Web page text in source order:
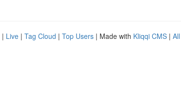
| Live | Tag Cloud | Top Users | Made with Kliqqi CMS |